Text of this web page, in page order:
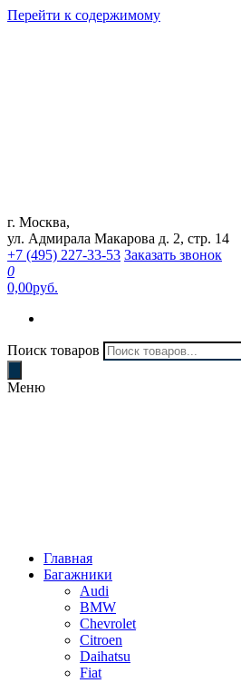
Перейти к содержимому
Интернет магазин "Can Auto"
г. Москва,
ул. Адмирала Макарова д. 2, стр. 14
+7 (495) 227-33-53 Заказать звонок
0
0,00руб.
Поиск товаров
Меню
Главная
Багажники
Audi
BMW
Chevrolet
Citroen
Daihatsu
Fiat